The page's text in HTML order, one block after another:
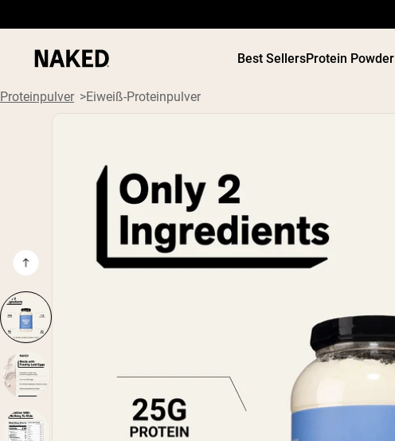
Best SellersProtein Powder
”Vegan protein“
”Collagen“
”Micellar Casein“
Proteinpulver Eiweiß-Proteinpulver